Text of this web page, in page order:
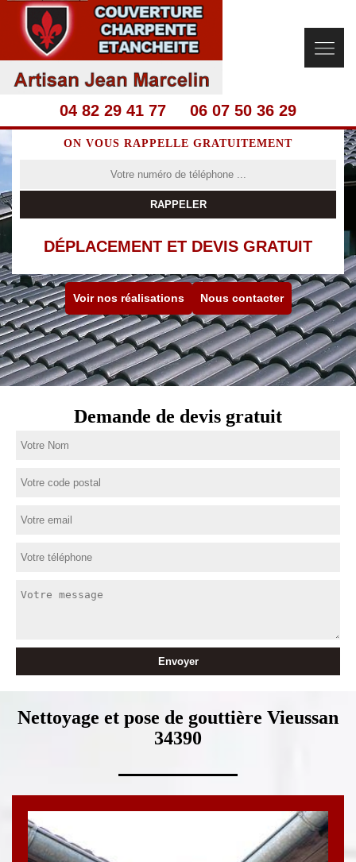
04 82 29 41 77 06 07 50 36 29
ON VOUS RAPPELLE GRATUITEMENT
DÉPLACEMENT ET DEVIS GRATUIT
Voir nos réalisations Nous contacter
Demande de devis gratuit
Nettoyage et pose de gouttière Vieussan
34390